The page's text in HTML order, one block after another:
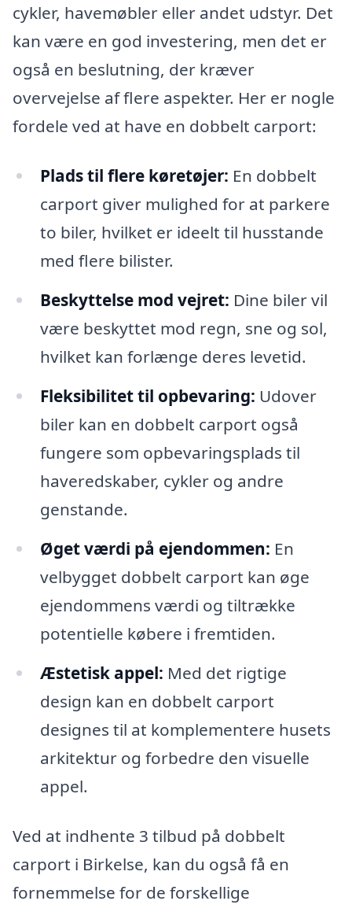
cykler, havemøbler eller andet udstyr. Det
kan være en god investering, men det er
også en beslutning, der kræver
overvejelse af flere aspekter. Her er nogle
fordele ved at have en dobbelt carport:
Plads til flere køretøjer: En dobbelt
carport giver mulighed for at parkere
to biler, hvilket er ideelt til husstande
med flere bilister.
Beskyttelse mod vejret: Dine biler vil
være beskyttet mod regn, sne og sol,
hvilket kan forlænge deres levetid.
Fleksibilitet til opbevaring: Udover
biler kan en dobbelt carport også
fungere som opbevaringsplads til
haveredskaber, cykler og andre
genstande.
Øget værdi på ejendommen: En
velbygget dobbelt carport kan øge
ejendommens værdi og tiltrække
potentielle købere i fremtiden.
Æstetisk appel: Med det rigtige
design kan en dobbelt carport
designes til at komplementere husets
arkitektur og forbedre den visuelle
appel.
Ved at indhente 3 tilbud på dobbelt
carport i Birkelse, kan du også få en
fornemmelse for de forskellige